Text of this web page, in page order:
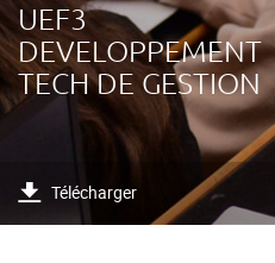
UEF3
DEVELOPPEMENT
TECH DE GESTION
Télécharger